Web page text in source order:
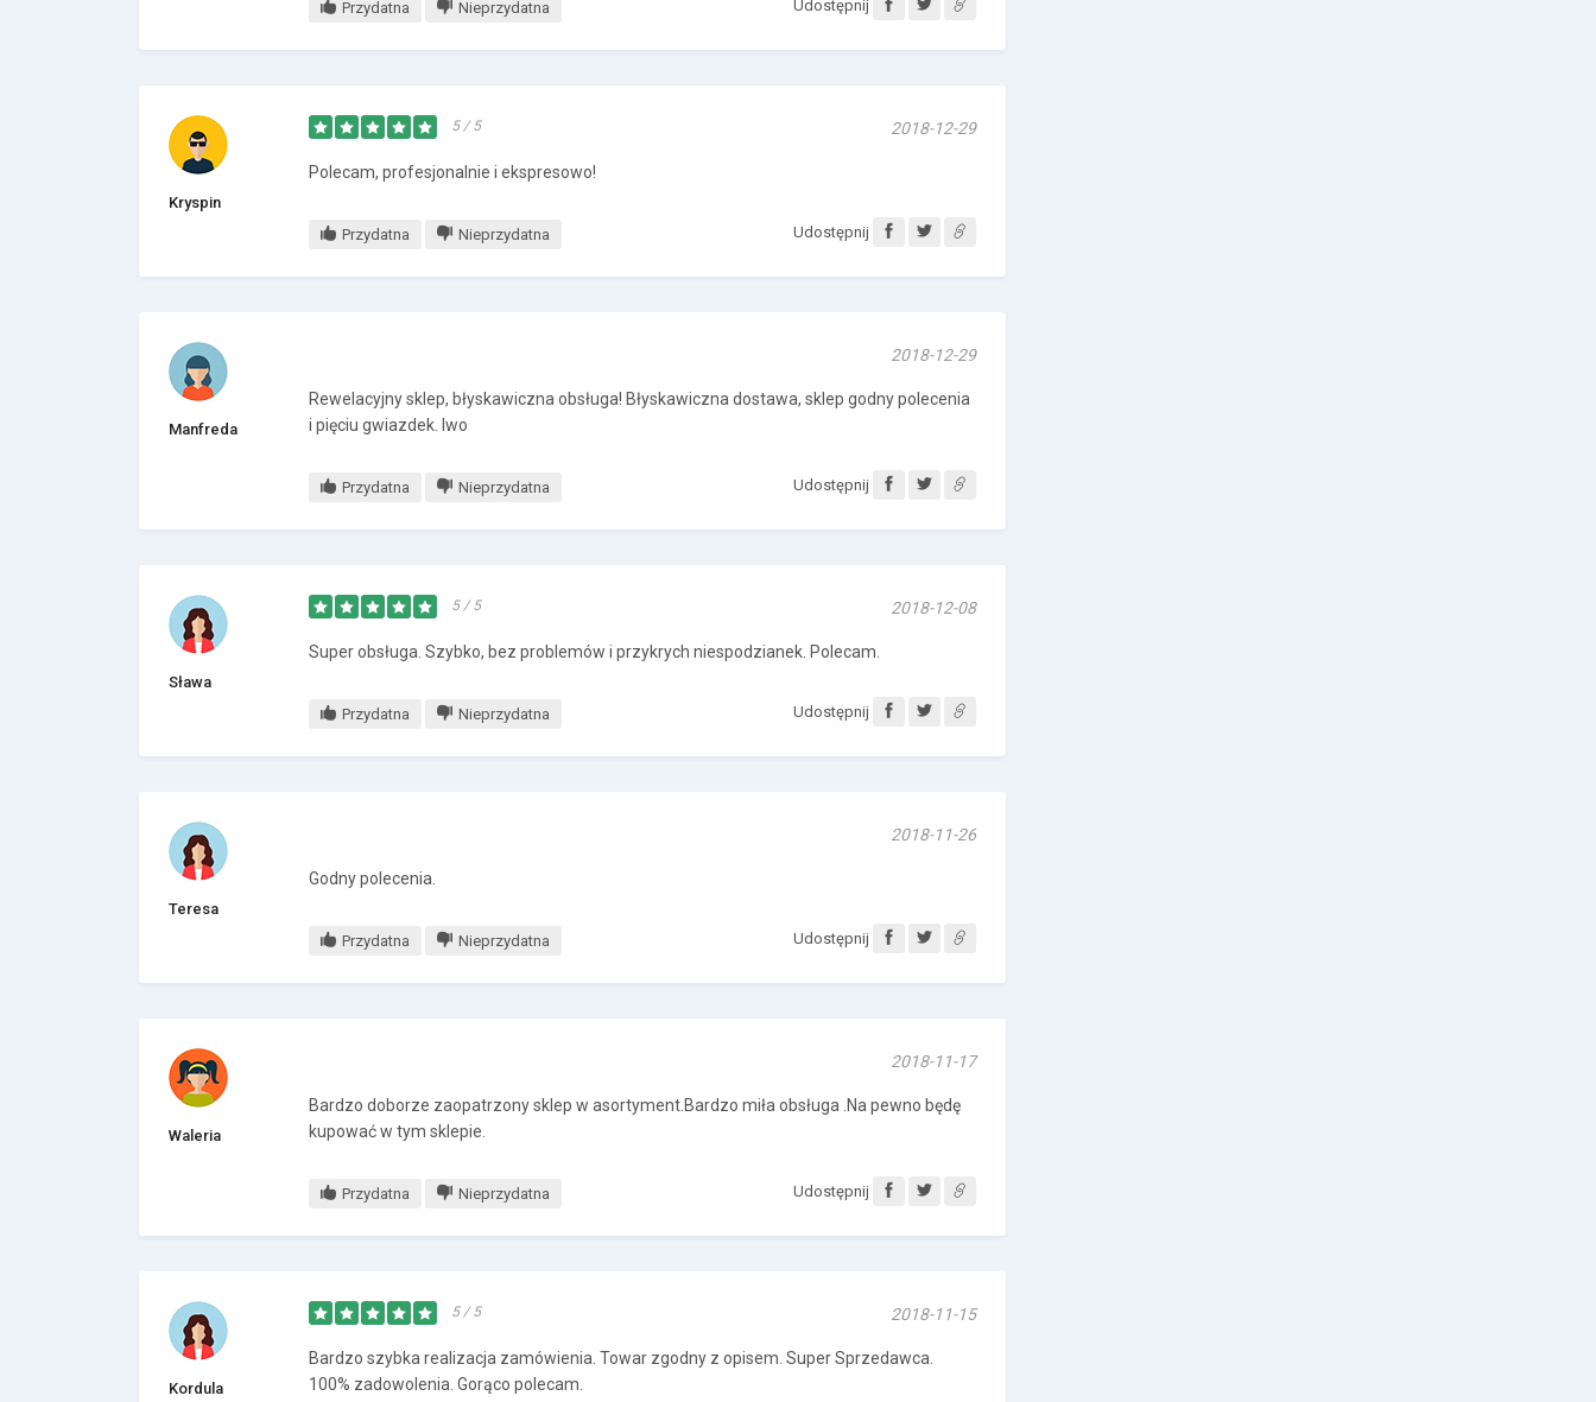
Przydatna Nieprzydatna Udostępnij
Kryspin
5 / 5 2018-12-29
Polecam, profesjonalnie i ekspresowo!
Przydatna Nieprzydatna Udostępnij
Manfreda
2018-12-29
Rewelacyjny sklep, błyskawiczna obsługa! Błyskawiczna dostawa, sklep godny polecenia
i pięciu gwiazdek. Iwo
Przydatna Nieprzydatna Udostępnij
Sława
5 / 5 2018-12-08
Super obsługa. Szybko, bez problemów i przykrych niespodzianek. Polecam.
Przydatna Nieprzydatna Udostępnij
Teresa
2018-11-26
Godny polecenia.
Przydatna Nieprzydatna Udostępnij
Waleria
2018-11-17
Bardzo doborze zaopatrzony sklep w asortyment.Bardzo miła obsługa .Na pewno będę
kupować w tym sklepie.
Przydatna Nieprzydatna Udostępnij
Kordula
5 / 5 2018-11-15
Bardzo szybka realizacja zamówienia. Towar zgodny z opisem. Super Sprzedawca.
100% zadowolenia. Gorąco polecam.